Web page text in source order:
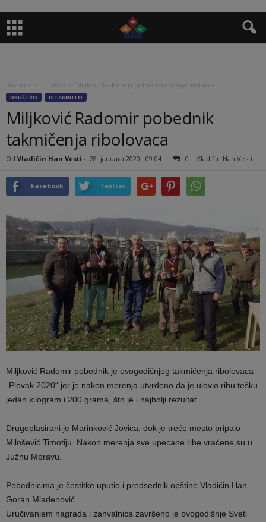
Naslovna Društvo Miljković Radomir pobednik takmičenja ribolovaca
DRUŠTVO ISTAKNUTO
Miljković Radomir pobednik
takmičenja ribolovaca
Od Vladičin Han Vesti - 28. januara 2020. 09:04 0 Vladičin Han Vesti
Facebook Twitter
Miljković Radomir pobednik je ovogodišnjeg takmičenja ribolovaca
„Plovak 2020“ jer je nakon merenja utvrđeno da je ulovio ribu tešku
jedan kilogram i 200 grama, što je i najbolji rezultat.
Drugoplasirani je Marinković Jovica, dok je treće mesto pripalo
Milošević Timotiju. Nakon merenja sve upecane ribe vraćene su u
Južnu Moravu.
Pobednicima je čestitke uputio i predsednik opštine Vladičin Han
Goran Mladenović
Uručivanjem nagrada i zahvalnica završeno je ovogodišnje Sveti